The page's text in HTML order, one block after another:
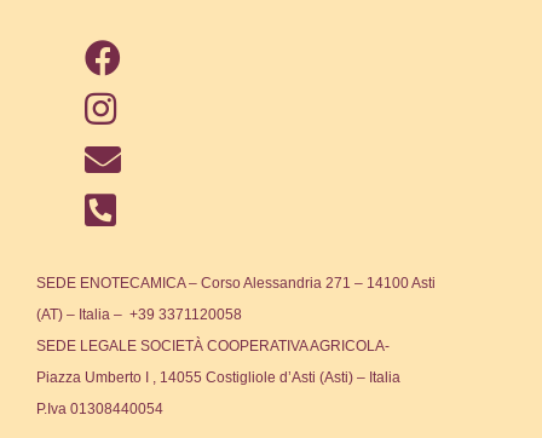
SEDE ENOTECAMICA – Corso Alessandria 271 – 14100 Asti
(AT) – Italia – +39 3371120058
SEDE LEGALE SOCIETÀ COOPERATIVA AGRICOLA-
Piazza Umberto I , 14055 Costigliole d’Asti (Asti) – Italia
P.Iva 01308440054